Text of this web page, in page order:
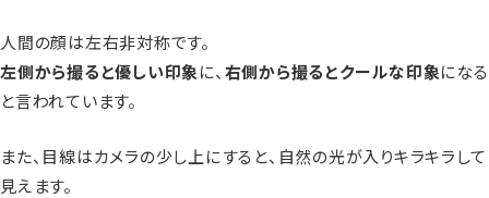
人間の顔は左右非対称です。
左側から撮ると優しい印象 に、 右側から撮るとクールな印象になる
と言われています。
また、目線はカメラの少し上にすると、自然の光が入りキラキラして
見えます。